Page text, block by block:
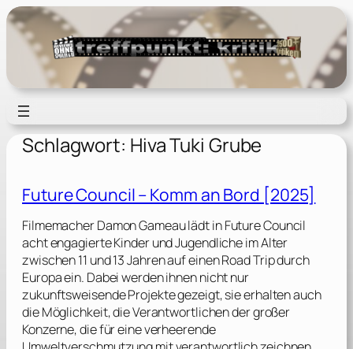
Zum
Inhalt
springen
Schlagwort: Hiva Tuki Grube
Future Council – Komm an Bord [2025]
Filmemacher Damon Gameau lädt in Future Council
acht engagierte Kinder und Jugendliche im Alter
zwischen 11 und 13 Jahren auf einen Road Trip durch
Europa ein. Dabei werden ihnen nicht nur
zukunftsweisende Projekte gezeigt, sie erhalten auch
die Möglichkeit, die Verantwortlichen der großer
Konzerne, die für eine verheerende